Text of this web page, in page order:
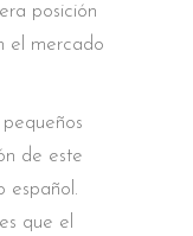
posición
el mercado
de este
español.
que el